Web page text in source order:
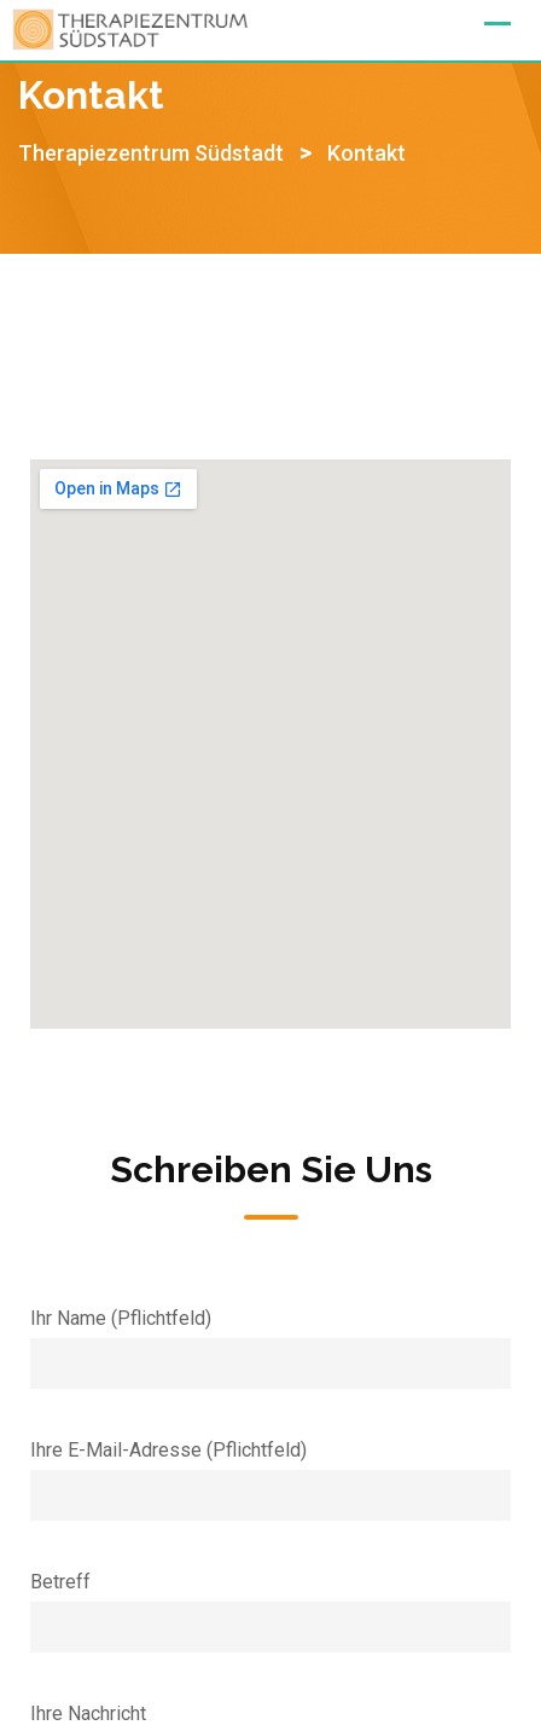
Kontakt
Therapiezentrum Südstadt > Kontakt
Schreiben Sie Uns
Ihr Name (Pflichtfeld)
Ihre E-Mail-Adresse (Pflichtfeld)
Betreff
Ihre Nachricht